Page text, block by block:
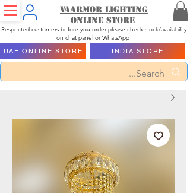
Vaarmor Lighting
ONLINE STORE
Respected customers before you order please check stock/availability
on chat panel or WhatsApp
UAE ONLINE STORE INDIA STORE